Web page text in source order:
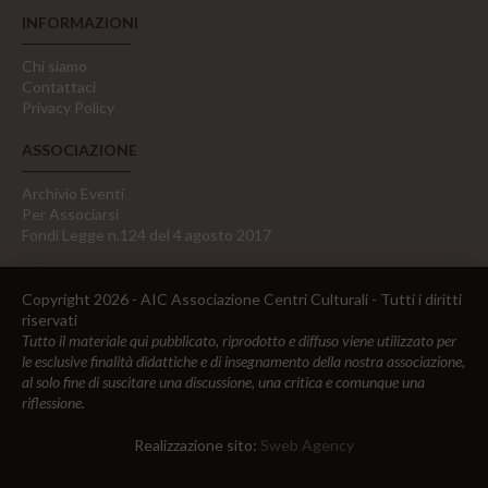
INFORMAZIONI
Chi siamo
Contattaci
Privacy Policy
ASSOCIAZIONE
Archivio Eventi
Per Associarsi
Fondi Legge n.124 del 4 agosto 2017
Copyright 2026 - AIC Associazione Centri Culturali - Tutti i diritti
riservati
Tutto il materiale qui pubblicato, riprodotto e diffuso viene utilizzato per
le esclusive finalità didattiche e di insegnamento della nostra associazione,
al solo fine di suscitare una discussione, una critica e comunque una
riflessione.
Realizzazione sito: Sweb Agency